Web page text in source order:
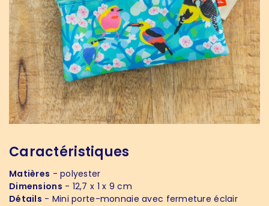
Caractéristiques
Matières - polyester
Dimensions - 12,7 x 1 x 9 cm
Détails - Mini porte-monnaie avec fermeture éclair